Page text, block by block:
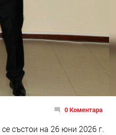
0 Коментара
състои на 26 юни 2026 г.